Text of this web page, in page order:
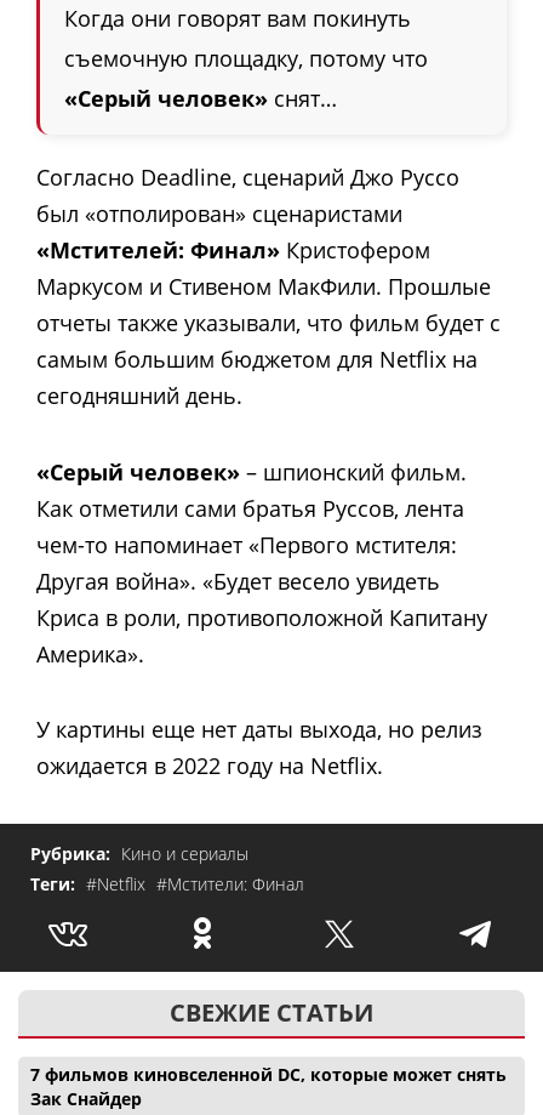
Когда они говорят вам покинуть
съемочную площадку, потому что
«Серый человек» снят…
Согласно Deadline, сценарий Джо Руссо
был «отполирован» сценаристами
«Мстителей: Финал» Кристофером
Маркусом и Стивеном МакФили. Прошлые
отчеты также указывали, что фильм будет c
самым большим бюджетом для Netflix на
сегодняшний день.
«Серый человек» – шпионский фильм.
Как отметили сами братья Руссов, лента
чем-то напоминает «Первого мстителя:
Другая война». «Будет весело увидеть
Криса в роли, противоположной Капитану
Америка».
У картины еще нет даты выхода, но релиз
ожидается в 2022 году на Netflix.
Рубрика: Кино и сериалы
Теги: #Netflix #Мстители: Финал
СВЕЖИЕ СТАТЬИ
7 фильмов киновселенной DC, которые может снять
Зак Снайдер